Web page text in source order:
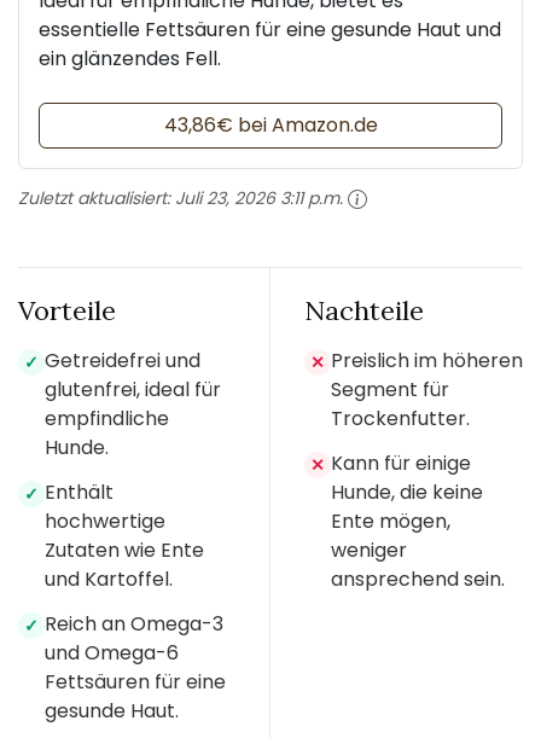
essentielle Fettsäuren für eine gesunde Haut und
ein glänzendes Fell.
43,86€ bei Amazon.de
Zuletzt aktualisiert: Juli 23, 2026 3:11 p.m.
Vorteile
✓ Getreidefrei und
glutenfrei, ideal für
empfindliche
Hunde.
✓ Enthält
hochwertige
Zutaten wie Ente
und Kartoffel.
✓ Reich an Omega-3
und Omega-6
Fettsäuren für eine
gesunde Haut.
Nachteile
✕ Preislich im höheren
Segment für
Trockenfutter.
✕ Kann für einige
Hunde, die keine
Ente mögen,
weniger
ansprechend sein.